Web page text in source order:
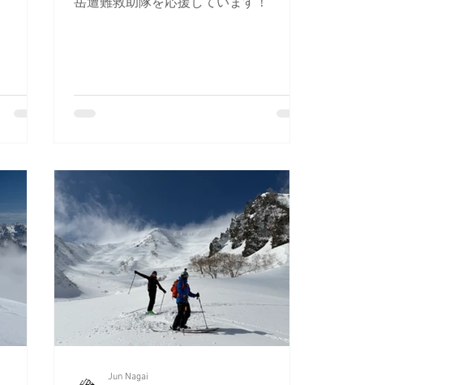
岳遭難救助隊を応援しています！
Jun Nagai